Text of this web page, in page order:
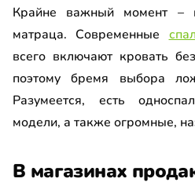
Крайне важный момент –
матраца. Современные
всего включают кровать
поэтому бремя выбора
Разумеется, есть
модели, а также огромные,
В магазинах